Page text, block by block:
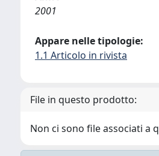
2001
Appare nelle tipologie:
1.1 Articolo in rivista
File in questo prodotto:
Non ci sono file associati a